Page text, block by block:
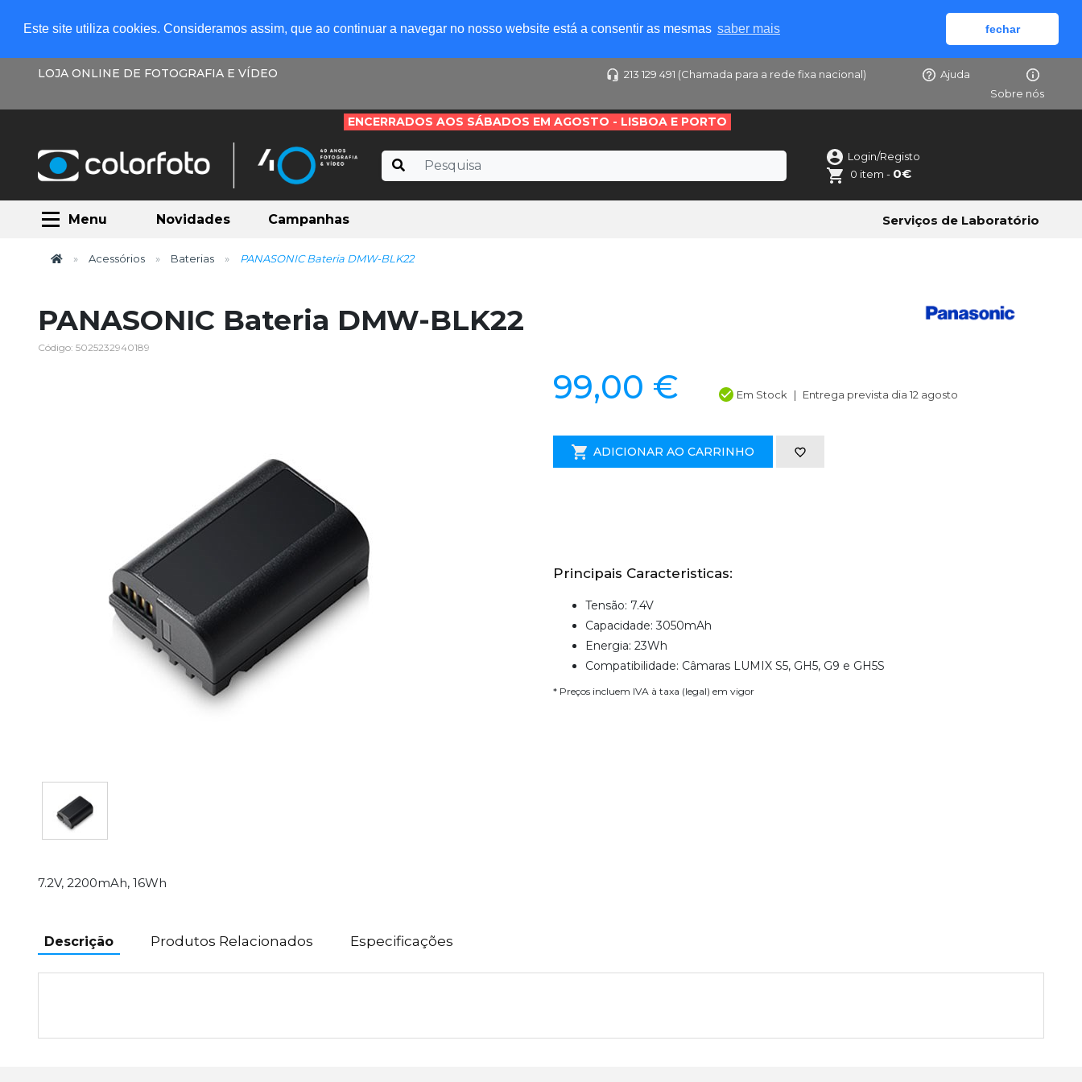
Este site utiliza cookies. Consideramos assim, que ao continuar a navegar no nosso website está a consentir as mesmas saber mais fechar
LOJA ONLINE DE FOTOGRAFIA E VÍDEO 213 129 491 (Chamada para a rede fixa nacional)
Ajuda
Sobre nós
ENCERRADOS AOS SÁBADOS EM AGOSTO - LISBOA E PORTO
Login/Registo
0 item - 0€
Menu Novidades Campanhas Serviços de Laboratório
Acessórios Baterias PANASONIC Bateria DMW-BLK22
PANASONIC Bateria DMW-BLK22
Código: 5025232940189
7.2V, 2200mAh, 16Wh
99,00 € Em Stock Entrega prevista dia 12 agosto
ADICIONAR AO CARRINHO
Principais Caracteristicas:
Tensão: 7.4V
Capacidade: 3050mAh
Energia: 23Wh
Compatibilidade: Câmaras LUMIX S5, GH5, G9 e GH5S
* Preços incluem IVA à taxa (legal) em vigor
Descrição Produtos Relacionados Especificações